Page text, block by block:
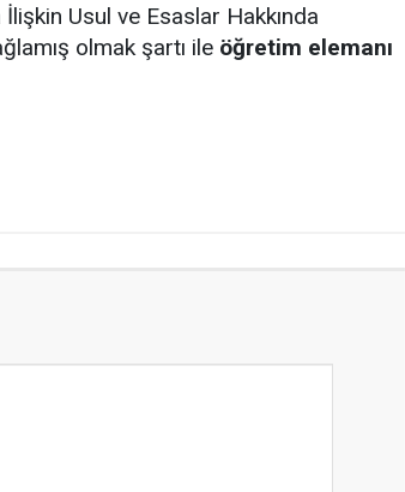
İlişkin Usul ve Esaslar Hakkında
olmak şartı ile öğretim elemanı